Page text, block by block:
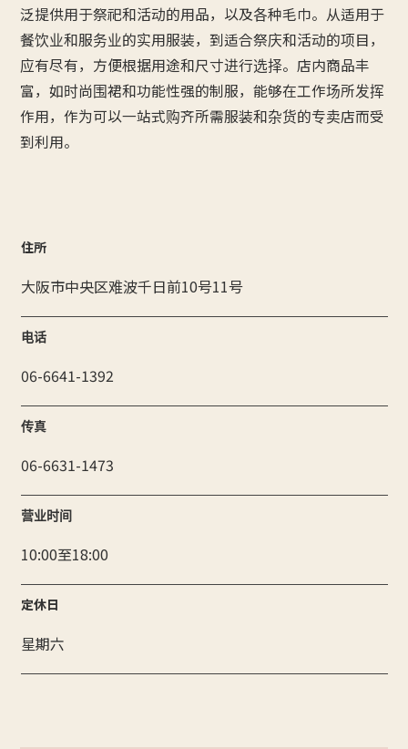
泛提供用于祭祀和活动的用品，以及各种毛巾。从适用于
餐饮业和服务业的实用服装，到适合祭庆和活动的项目，
应有尽有，方便根据用途和尺寸进行选择。店内商品丰
富，如时尚围裙和功能性强的制服，能够在工作场所发挥
作用，作为可以一站式购齐所需服装和杂货的专卖店而受
到利用。
住所
大阪市中央区难波千日前10号11号
电话
06-6641-1392
传真
06-6631-1473
营业时间
10:00至18:00
定休日
星期六